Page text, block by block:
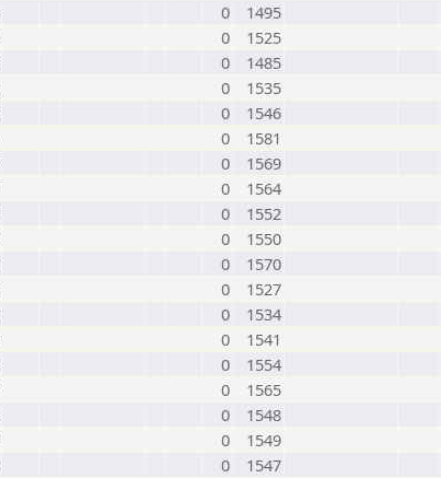
0
1495
0
1525
0
1485
0
1535
0
1546
0
1581
0
1569
0
1564
0
1552
0
1550
0
1570
0
1527
0
1534
0
1541
0
1554
0
1565
0
1548
0
1549
0
1547